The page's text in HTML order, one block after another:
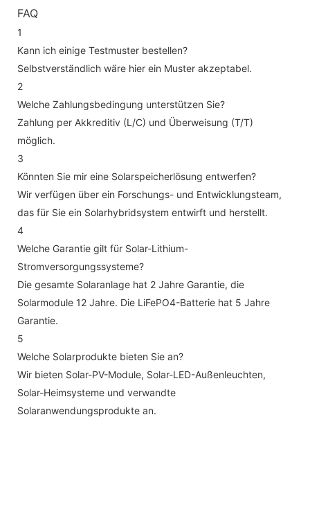
FAQ
1
Kann ich einige Testmuster bestellen?
Selbstverständlich wäre hier ein Muster akzeptabel.
2
Welche Zahlungsbedingung unterstützen Sie?
Zahlung per Akkreditiv (L/C) und Überweisung (T/T)
möglich.
3
Könnten Sie mir eine Solarspeicherlösung entwerfen?
Wir verfügen über ein Forschungs- und Entwicklungsteam,
das für Sie ein Solarhybridsystem entwirft und herstellt.
4
Welche Garantie gilt für Solar-Lithium-
Stromversorgungssysteme?
Die gesamte Solaranlage hat 2 Jahre Garantie, die
Solarmodule 12 Jahre. Die LiFePO4-Batterie hat 5 Jahre
Garantie.
5
Welche Solarprodukte bieten Sie an?
Wir bieten Solar-PV-Module, Solar-LED-Außenleuchten,
Solar-Heimsysteme und verwandte
Solaranwendungsprodukte an.